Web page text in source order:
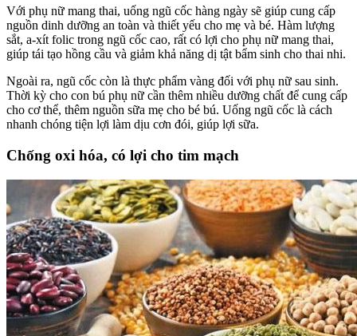
Với phụ nữ mang thai, uống ngũ cốc hàng ngày sẽ giúp cung cấp
nguồn dinh dưỡng an toàn và thiết yếu cho mẹ và bé. Hàm lượng
sắt, a-xít folic trong ngũ cốc cao, rất có lợi cho phụ nữ mang thai,
giúp tái tạo hồng cầu và giảm khả năng dị tật bẩm sinh cho thai nhi.
Ngoài ra, ngũ cốc còn là thực phẩm vàng đối với phụ nữ sau sinh.
Thời kỳ cho con bú phụ nữ cần thêm nhiều dưỡng chất để cung cấp
cho cơ thể, thêm nguồn sữa mẹ cho bé bú. Uống ngũ cốc là cách
nhanh chóng tiện lợi làm dịu cơn đói, giúp lợi sữa.
Chống oxi hóa, có lợi cho tim mạch